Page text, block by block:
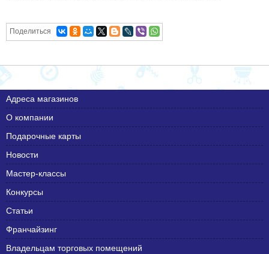
Поделиться
Адреса магазинов
О компании
Подарочные карты
Новости
Мастер-классы
Конкурсы
Статьи
Франчайзинг
Владельцам торговых помещений